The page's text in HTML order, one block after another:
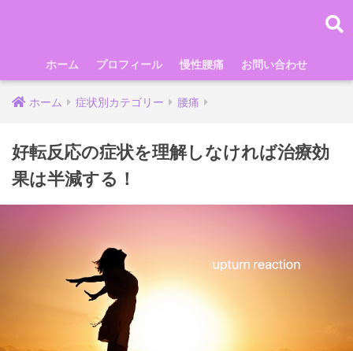
ホーム プロフィール 慢性腰痛 お問い合わせ
ホーム 症状別カテゴリー 腰痛
好転反応の症状を理解しなければ治療効
果は半減する！